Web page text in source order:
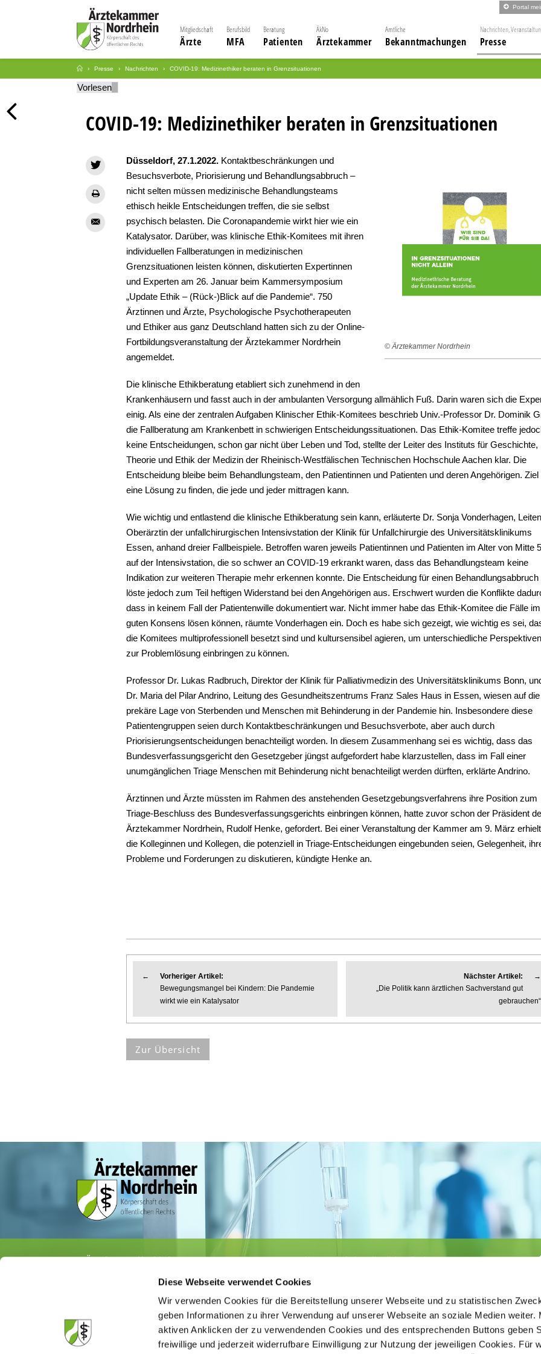
Diese Webseite verwendet Cookies
Wir verwenden Cookies für die Bereitstellung unserer Webseite und zu statistischen
geben Informationen zu ihrer Verwendung auf unserer Webseite an soziale Medien weiter.
aktiven Anklicken der zu verwendenden Cookies und des entsprechenden Buttons geben
freiwillige und jederzeit widerrufbare Einwilligung zur Nutzung der jeweiligen Cookies. Für
Portal
Mitgliedschaft
Ärzte
Berufsbild
MFA
Beratung
Patienten
ÄkNo
Ärztekammer
Amtliche
Bekanntmachungen
Nachrichten,
Presse
Presse Nachrichten COVID-19: Medizinethiker beraten in Grenzsituationen
Vorlesen
COVID-19: Medizinethiker beraten in Grenzsituationen
© Ärztekammer Nordrhein
Düsseldorf, 27.1.2022. Kontaktbeschränkungen und
Besuchsverbote, Priorisierung und Behandlungsabbruch –
nicht selten müssen medizinische Behandlungsteams
ethisch heikle Entscheidungen treffen, die sie selbst
psychisch belasten. Die Coronapandemie wirkt hier wie ein
Katalysator. Darüber, was klinische Ethik-Komitees mit ihren
individuellen Fallberatungen in medizinischen
Grenzsituationen leisten können, diskutierten Expertinnen
und Experten am 26. Januar beim Kammersymposium
„Update Ethik – (Rück-)Blick auf die Pandemie“. 750
Ärztinnen und Ärzte, Psychologische Psychotherapeuten
und Ethiker aus ganz Deutschland hatten sich zu der Online-
Fortbildungsveranstaltung der Ärztekammer Nordrhein
angemeldet.
Die klinische Ethikberatung etabliert sich zunehmend in den
Krankenhäusern und fasst auch in der ambulanten Versorgung allmählich Fuß. Darin waren sich die
einig. Als eine der zentralen Aufgaben Klinischer Ethik-Komitees beschrieb Univ.-Professor Dr. Dominik
die Fallberatung am Krankenbett in schwierigen Entscheidungssituationen. Das Ethik-Komitee treffe
keine Entscheidungen, schon gar nicht über Leben und Tod, stellte der Leiter des Instituts für Geschichte,
Theorie und Ethik der Medizin der Rheinisch-Westfälischen Technischen Hochschule Aachen klar. Die
Entscheidung bleibe beim Behandlungsteam, den Patientinnen und Patienten und deren Angehörigen. Ziel
eine Lösung zu finden, die jede und jeder mittragen kann.
Wie wichtig und entlastend die klinische Ethikberatung sein kann, erläuterte Dr. Sonja Vonderhagen,
Oberärztin der unfallchirurgischen Intensivstation der Klinik für Unfallchirurgie des Universitätsklinikums
Essen, anhand dreier Fallbeispiele. Betroffen waren jeweils Patientinnen und Patienten im Alter von Mitte
auf der Intensivstation, die so schwer an COVID-19 erkrankt waren, dass das Behandlungsteam keine
Indikation zur weiteren Therapie mehr erkennen konnte. Die Entscheidung für einen Behandlungsabbruch
löste jedoch zum Teil heftigen Widerstand bei den Angehörigen aus. Erschwert wurden die Konflikte
dass in keinem Fall der Patientenwille dokumentiert war. Nicht immer habe das Ethik-Komitee die Fälle im
guten Konsens lösen können, räumte Vonderhagen ein. Doch es habe sich gezeigt, wie wichtig es sei,
die Komitees multiprofessionell besetzt sind und kultursensibel agieren, um unterschiedliche Perspektiven
zur Problemlösung einbringen zu können.
Professor Dr. Lukas Radbruch, Direktor der Klinik für Palliativmedizin des Universitätsklinikums Bonn,
Dr. Maria del Pilar Andrino, Leitung des Gesundheitszentrums Franz Sales Haus in Essen, wiesen auf die
prekäre Lage von Sterbenden und Menschen mit Behinderung in der Pandemie hin. Insbesondere diese
Patientengruppen seien durch Kontaktbeschränkungen und Besuchsverbote, aber auch durch
Priorisierungsentscheidungen benachteiligt worden. In diesem Zusammenhang sei es wichtig, dass das
Bundesverfassungsgericht den Gesetzgeber jüngst aufgefordert habe klarzustellen, dass im Fall einer
unumgänglichen Triage Menschen mit Behinderung nicht benachteiligt werden dürften, erklärte Andrino.
Ärztinnen und Ärzte müssten im Rahmen des anstehenden Gesetzgebungsverfahrens ihre Position zum
Triage-Beschluss des Bundesverfassungsgerichts einbringen können, hatte zuvor schon der Präsident
Ärztekammer Nordrhein, Rudolf Henke, gefordert. Bei einer Veranstaltung der Kammer am 9. März
die Kolleginnen und Kollegen, die potenziell in Triage-Entscheidungen eingebunden seien, Gelegenheit,
Probleme und Forderungen zu diskutieren, kündigte Henke an.
←
Vorheriger Artikel:
Bewegungsmangel bei Kindern: Die Pandemie
wirkt wie ein Katalysator
→
Nächster Artikel:
„Die Politik kann ärztlichen Sachverstand gut
gebrauchen“
Zur Übersicht
Ärztekammer Nordrhein
· Fax 0211 / 4302 2009
aerztekammer@aekno.de
Körperschaft des öffentlichen Rechts